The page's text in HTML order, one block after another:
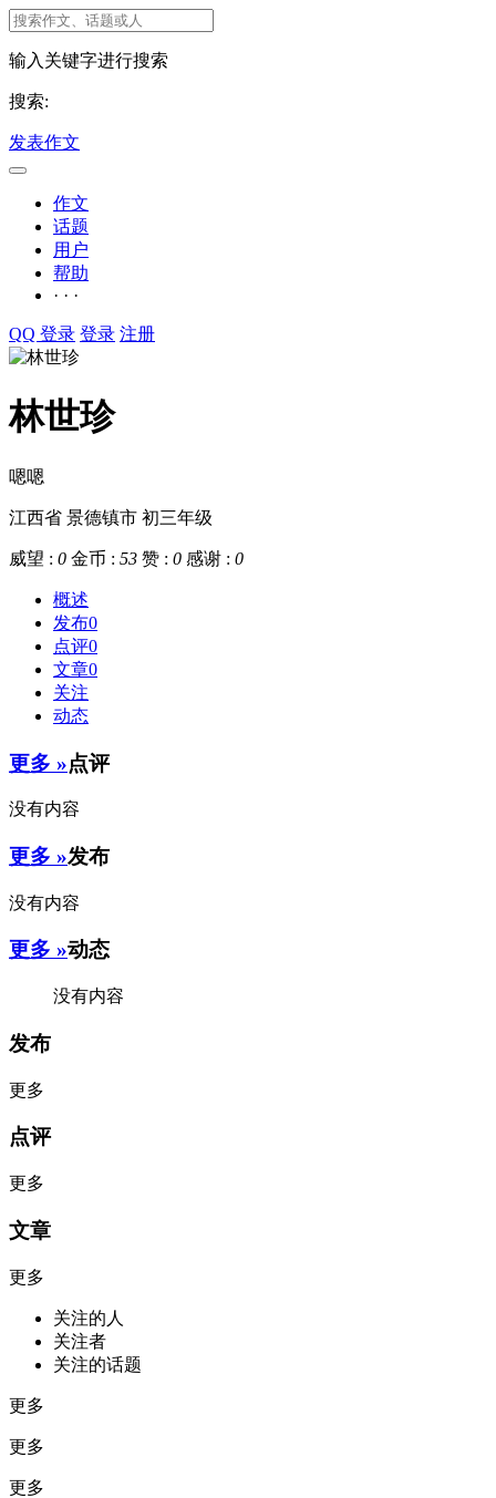
输入关键字进行搜索
搜索:
发表作文
作文
话题
用户
帮助
· · ·
QQ 登录 登录 注册
林世珍
嗯嗯
江西省 景德镇市 初三年级
威望 : 0 金币 : 53 赞 : 0 感谢 : 0
概述
发布0
点评0
文章0
关注
动态
更多 »点评
没有内容
更多 »发布
没有内容
更多 »动态
没有内容
发布
更多
点评
更多
文章
更多
关注的人
关注者
关注的话题
更多
更多
更多